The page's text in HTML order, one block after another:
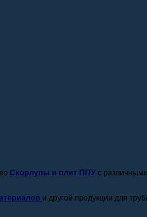
Скорлупы и плит ППУ с
и другой продукции для